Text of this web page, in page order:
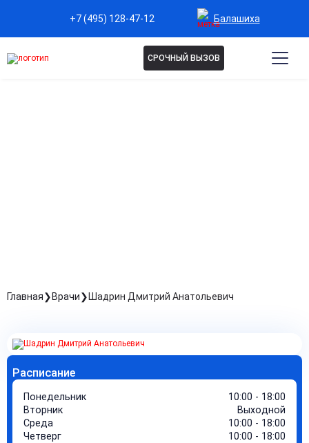
+7 (495) 128-47-12 Балашиха
СРОЧНЫЙ ВЫЗОВ
Главная Врачи Шадрин Дмитрий Анатольевич
Расписание
Понедельник
10:00 - 18:00
Вторник
Выходной
Среда
10:00 - 18:00
Четверг
10:00 - 18:00